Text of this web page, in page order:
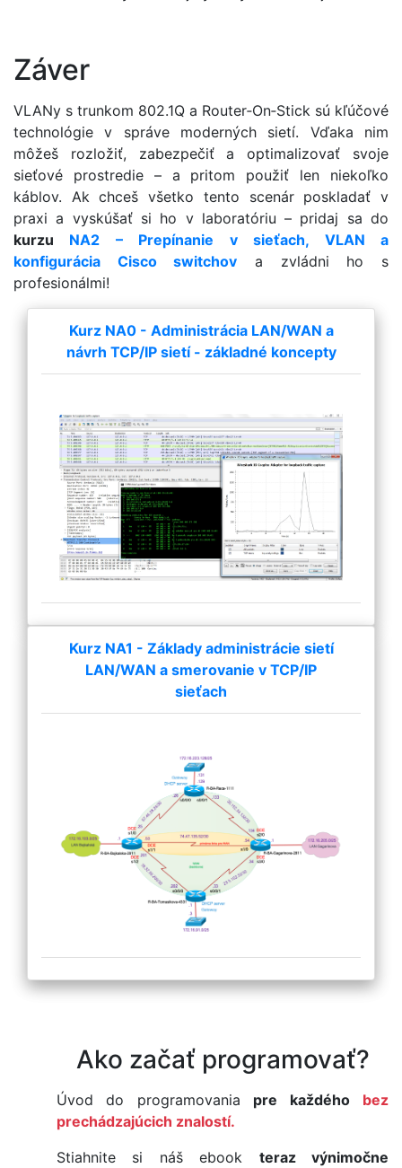
Záver
VLANy s trunkom 802.1Q a Router‑On‑Stick sú kľúčové
technológie v správe moderných sietí. Vďaka nim
môžeš rozložiť, zabezpečiť a optimalizovať svoje
sieťové prostredie – a pritom použiť len niekoľko
káblov. Ak chceš všetko tento scenár poskladať v
praxi a vyskúšať si ho v laboratóriu – pridaj sa do
kurzu NA2 – Prepínanie v sieťach, VLAN a
konfigurácia Cisco switchov a zvládni ho s
profesionálmi!
Kurz NA0 - Administrácia LAN/WAN a
návrh TCP/IP sietí - základné koncepty
Kurz NA1 - Základy administrácie sietí
LAN/WAN a smerovanie v TCP/IP
sieťach
Ako začať programovať?
Úvod do programovania pre každého
bez
prechádzajúcich znalostí.
Stiahnite si náš ebook teraz výnimočne